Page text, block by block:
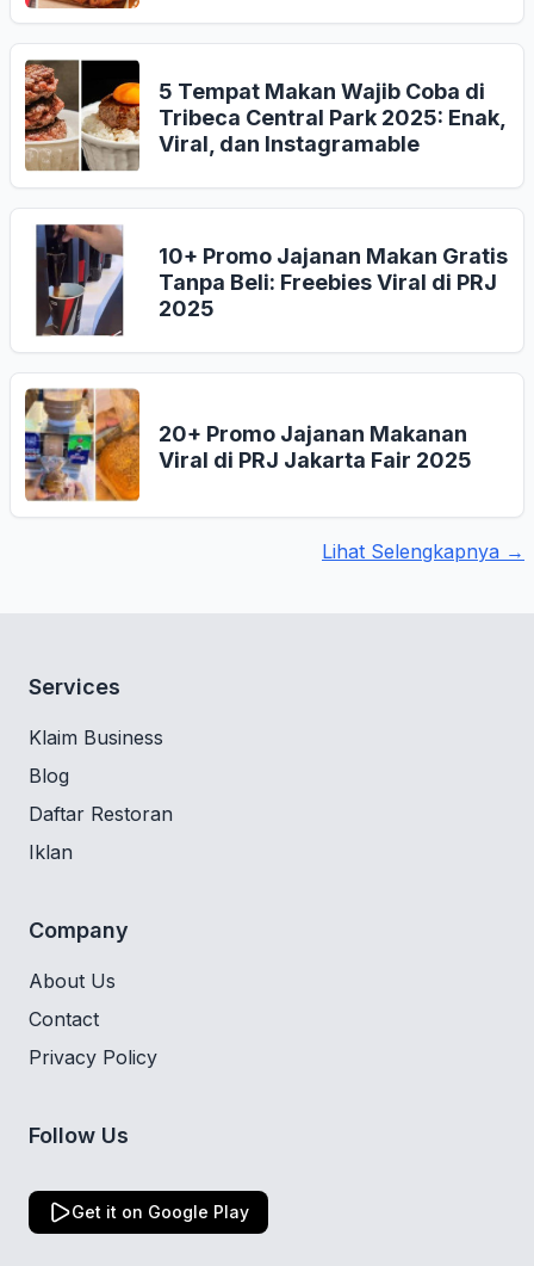
5 Tempat Makan Wajib Coba di
Tribeca Central Park 2025: Enak,
Viral, dan Instagramable
10+ Promo Jajanan Makan Gratis
Tanpa Beli: Freebies Viral di PRJ
2025
20+ Promo Jajanan Makanan
Viral di PRJ Jakarta Fair 2025
Lihat Selengkapnya →
Services
Klaim Business
Blog
Daftar Restoran
Iklan
Company
About Us
Contact
Privacy Policy
Follow Us
Get it on Google Play